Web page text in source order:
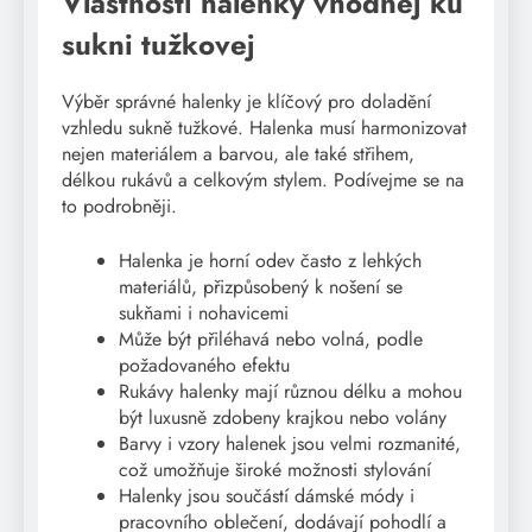
sukni tužkovej
Výběr správné halenky je klíčový pro doladění
vzhledu sukně tužkové. Halenka musí harmonizovat
nejen materiálem a barvou, ale také střihem,
délkou rukávů a celkovým stylem. Podívejme se na
to podrobněji.
Halenka je horní odev často z lehkých
materiálů, přizpůsobený k nošení se
sukňami i nohavicemi
Může být přiléhavá nebo volná, podle
požadovaného efektu
Rukávy halenky mají různou délku a mohou
být luxusně zdobeny krajkou nebo volány
Barvy i vzory halenek jsou velmi rozmanité,
což umožňuje široké možnosti stylování
Halenky jsou součástí dámské módy i
pracovního oblečení, dodávají pohodlí a